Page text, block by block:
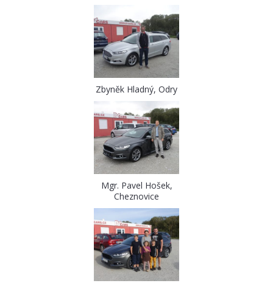
Zbyněk Hladný, Odry
Mgr. Pavel Hošek,
Cheznovice